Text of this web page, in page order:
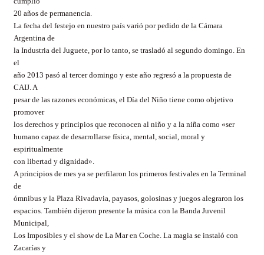
20 años de permanencia.
La fecha del festejo en nuestro país varió por pedido de la Cámara
Argentina de
la Industria del Juguete, por lo tanto, se trasladó al segundo domingo. En
el
año 2013 pasó al tercer domingo y este año regresó a la propuesta de
CAIJ. A
pesar de las razones económicas, el Día del Niño tiene como objetivo
promover
los derechos y principios que reconocen al niño y a la niña como «ser
humano capaz de desarrollarse física, mental, social, moral y
espiritualmente
con libertad y dignidad».
A principios de mes ya se perfilaron los primeros festivales en la Terminal
de
ómnibus y la Plaza Rivadavia, payasos, golosinas y juegos alegraron los
espacios. También dijeron presente la música con la Banda Juvenil
Municipal,
Los Imposibles y el show de La Mar en Coche. La magia se instaló con
Zacarías y